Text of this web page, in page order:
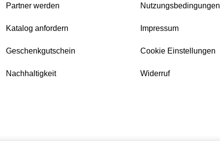
Partner werden
Katalog anfordern
Geschenkgutschein
Nachhaltigkeit
Nutzungsbedingungen
Impressum
Cookie Einstellungen
Widerruf